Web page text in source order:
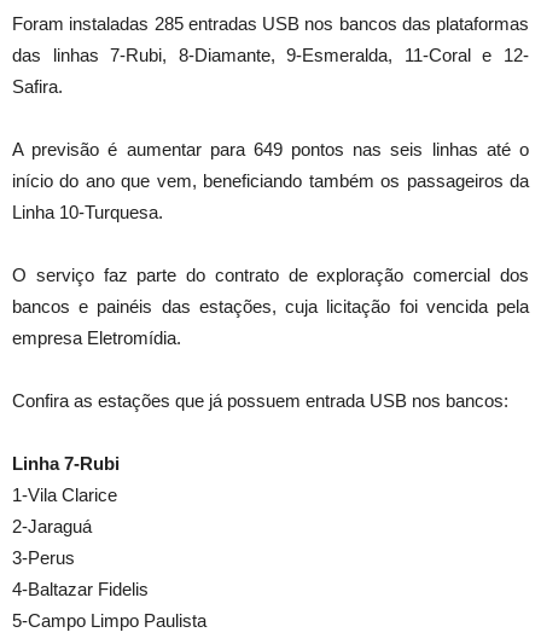
Foram instaladas 285 entradas USB nos bancos das plataformas
das linhas 7-Rubi, 8-Diamante, 9-Esmeralda, 11-Coral e 12-
Safira.
A previsão é aumentar para 649 pontos nas seis linhas até o
início do ano que vem, beneficiando também os passageiros da
Linha 10-Turquesa.
O serviço faz parte do contrato de exploração comercial dos
bancos e painéis das estações, cuja licitação foi vencida pela
empresa Eletromídia.
Confira as estações que já possuem entrada USB nos bancos:
Linha 7-Rubi
1-Vila Clarice
2-Jaraguá
3-Perus
4-Baltazar Fidelis
5-Campo Limpo Paulista